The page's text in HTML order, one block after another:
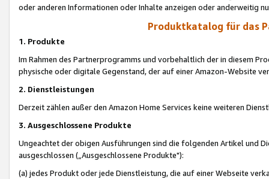
oder anderen Informationen oder Inhalte anzeigen oder anderweitig
Produktkatalog für das
1. Produkte
Im Rahmen des Partnerprogramms und vorbehaltlich der in diesem
physische oder digitale Gegenstand, der auf einer Amazon-Website
2. Dienstleistungen
Derzeit zählen außer den Amazon Home Services keine weiteren
3. Ausgeschlossene Produkte
Ungeachtet der obigen Ausführungen sind die folgenden Artikel und
ausgeschlossen („Ausgeschlossene Produkte"):
(a) jedes Produkt oder jede Dienstleistung, die auf einer Webseite